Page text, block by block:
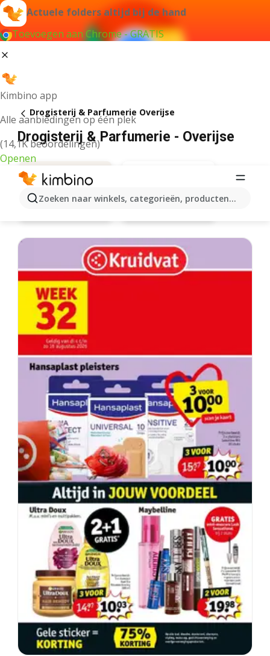
Actuele folders altijd bij de hand
Toevoegen aan Chrome - GRATIS
Kimbino app
Alle aanbiedingen op één plek
(14,1K beoordelingen)
Openen
Zoeken naar winkels, categorieën, producten...
Drogisterij & Parfumerie Overijse
Drogisterij & Parfumerie - Overijse